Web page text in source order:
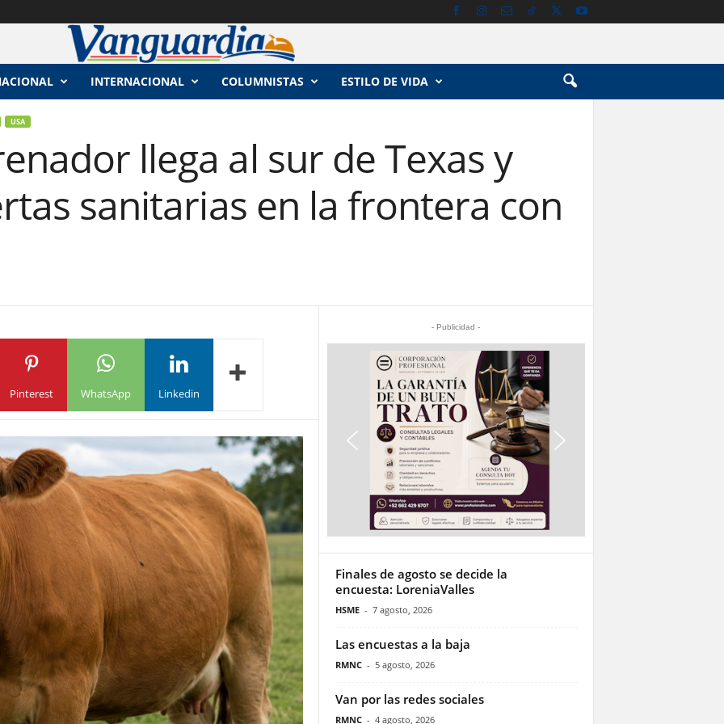
INTERNACIONAL COLUMNISTAS ESTILO DE VIDA
USA
llega al sur de Texas y
sanitarias en la frontera con
Pinterest WhatsApp Linkedin
- Publicidad -
Finales de agosto se decide la
encuesta: LoreniaValles
HSME - 7 agosto, 2026
Las encuestas a la baja
RMNC - 5 agosto, 2026
Van por las redes sociales
RMNC - 4 agosto, 2026